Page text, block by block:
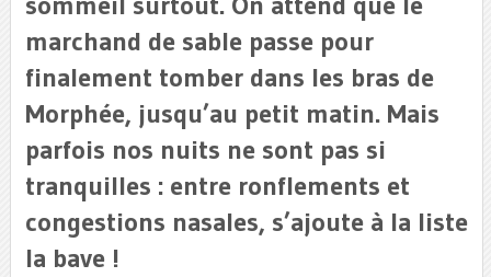
marchand de sable passe pour
finalement tomber dans les bras de
Morphée, jusqu’au petit matin. Mais
parfois nos nuits ne sont pas si
tranquilles : entre ronflements et
congestions nasales, s’ajoute à la liste
la bave !